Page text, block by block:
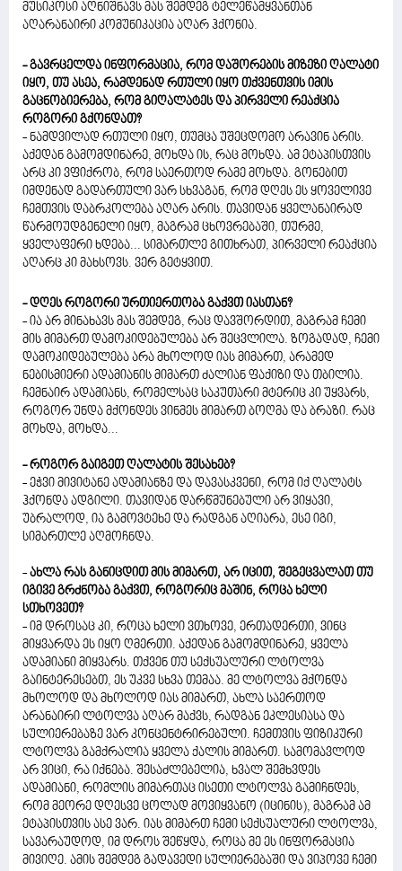
მუსიკოსი აღნიშნავს მას შემდეგ ტელეწამყვანთან
აღარანაირი კომუნიკაცია აღარ ჰქონია.
- გავრცელდა ინფორმაცია, რომ დაშორების მიზეზი ღალატი
იყო, თუ ასეა, რამდენად რთული იყო თქვენთვის იმის
გაცნობიერება, რომ გიღალატეს და პირველი რეაქცია
როგორი გქონდათ?
- ნამდვილად რთული იყო, თუმცა უშეცდომო არავინ არის.
აქედან გამომდინარე, მოხდა ის, რაც მოხდა. ამ ეტაპისთვის
არც კი ვფიქრობ, რომ საერთოდ რამე მოხდა. გონებით
იმდენად გადართული ვარ სხვაგან, რომ დღეს ეს ყოველივე
ჩემთვის დაბრკოლება აღარ არის. თავიდან ყველანაირად
წარმოუდგენელი იყო, მაგრამ ცხოვრებაში, თურმე,
ყველაფერი ხდება... სიმართლე გითხრათ, პირველი რეაქცია
აღარც კი მახსოვს. ვერ გეტყვით.
- დღეს როგორი ურთიერთობა გაქვთ იასთან?
- ია არ მინახავს მას შემდეგ, რაც დავშორდით, მაგრამ ჩემი
მის მიმართ დამოკიდებულება არ შეცვლილა. ზოგადად, ჩემი
დამოკიდებულება არა მხოლოდ იას მიმართ, არამედ
ნებისმიერი ადამიანის მიმართ ძალიან ფაქიზი და თბილია.
ჩემნაირ ადამიანს, რომელსაც საკუთარი მტერიც კი უყვარს,
როგორ უნდა მქონდეს ვინმეს მიმართ ბოღმა და ბრაზი. რაც
მოხდა, მოხდა...
- როგორ გაიგეთ ღალატის შესახებ?
- ეჭვი მივიტანე ადამიანზე და დავასკვენი, რომ იქ ღალატს
ჰქონდა ადგილი. თავიდან დარწმუნებული არ ვიყავი,
უბრალოდ, ია გამოვტეხე და რადგან აღიარა, ესე იგი,
სიმართლე აღმოჩნდა.
-ახლა რას განიცდით მის მიმართ, არ იცით, შეგეცვალათ თუ
იგივე გრძნობა გაქვთ, როგორიც მაშინ, როცა ხელი
სთხოვეთ?
- იმ დროსაც კი, როცა ხელი ვთხოვე, ერთადერთი, ვინც
მიყვარდა ეს იყო ღმერთი. აქედან გამომდინარე, ყველა
ადამიანი მიყვარს. თქვენ თუ სექსუალური ლტოლვა
გაინტერესებთ, ეს უკვე სხვა თემაა. მე ლტოლვა მქონდა
მხოლოდ და მხოლოდ იას მიმართ, ახლა საერთოდ
არანაირი ლტოლვა აღარ მაქვს, რადგან ეკლესიასა და
სულიერებაზე ვარ კონცენტრირებული. ჩემთვის ფიზიკური
ლტოლვა გამქრალია ყველა ქალის მიმართ. სამომავლოდ
არ ვიცი, რა იქნება. შესაძლებელია, ხვალ შემხვდეს
ადამიანი, რომლის მიმართაც ისეთი ლტოლვა გამიჩნდეს,
რომ მეორე დღესვე ცოლად მოვიყვანო (იცინის), მაგრამ ამ
ეტაპისთვის ასე ვარ. იას მიმართ ჩემი სექსუალური ლტოლვა,
სავარაუდოდ, იმ დროს შეწყდა, როცა მე ეს ინფორმაცია
მივიღე. ამის შემდეგ გადავედი სულიერებაში და ვიპოვე ჩემი